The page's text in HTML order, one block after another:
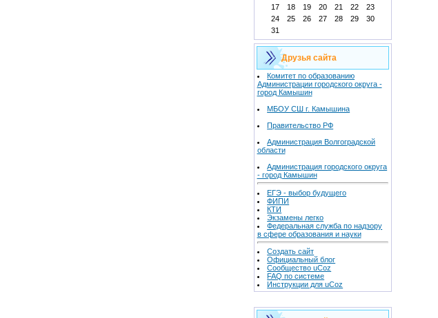
17
18 19 20 21 22
23
24
25 26 27 28 29
30
31
Друзья сайта
Комитет по образованию
Администрации городского округа -
город Камышин
МБОУ СШ г. Камышина
Правительство РФ
Администрация Волгоградской
области
Администрация городского округа
- город Камышин
ЕГЭ - выбор будущего
ФИПИ
КТИ
Экзамены легко
Федеральная служба по надзору
в сфере образования и науки
Создать сайт
Официальный блог
Сообщество uCoz
FAQ по системе
Инструкции для uCoz